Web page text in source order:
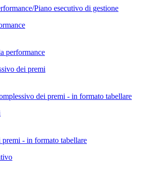
Piano esecutivo di gestione
performance
dei premi
dei premi - in formato tabellare
- in formato tabellare